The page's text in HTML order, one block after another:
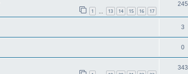
1 13 14 15 16 17
245
3
0
343